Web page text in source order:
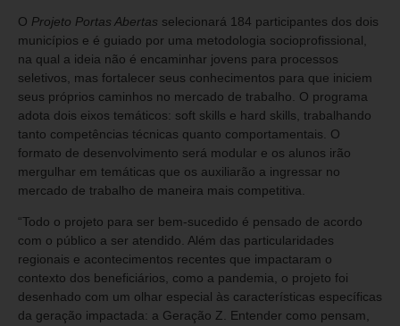
O Projeto Portas Abertas selecionará 184 participantes dos dois
municípios e é guiado por uma metodologia socioprofissional,
na qual a ideia não é encaminhar jovens para processos
seletivos, mas fortalecer seus conhecimentos para que iniciem
seus próprios caminhos no mercado de trabalho. O programa
adota dois eixos temáticos: soft skills e hard skills, trabalhando
tanto competências técnicas quanto comportamentais. O
formato de desenvolvimento será modular e os alunos irão
mergulhar em temáticas que os auxiliarão a ingressar no
mercado de trabalho de maneira mais competitiva.
“Todo o projeto para ser bem-sucedido é pensado de acordo
com o público a ser atendido. Além das particularidades
regionais e acontecimentos recentes que impactaram o
contexto dos beneficiários, como a pandemia, o projeto foi
desenhado com um olhar especial às características específicas
da geração impactada: a Geração Z. Entender como pensam,